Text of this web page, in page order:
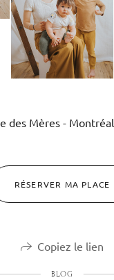
des Mères - Montréal.
RÉSERVER MA PLACE
Copiez le lien
BLOG